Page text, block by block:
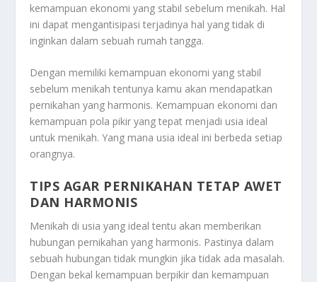
kemampuan ekonomi yang stabil sebelum menikah. Hal
ini dapat mengantisipasi terjadinya hal yang tidak di
inginkan dalam sebuah rumah tangga.
Dengan memiliki kemampuan ekonomi yang stabil
sebelum menikah tentunya kamu akan mendapatkan
pernikahan yang harmonis. Kemampuan ekonomi dan
kemampuan pola pikir yang tepat menjadi usia ideal
untuk menikah. Yang mana usia ideal ini berbeda setiap
orangnya.
TIPS AGAR PERNIKAHAN TETAP AWET
DAN HARMONIS
Menikah di usia yang ideal tentu akan memberikan
hubungan pernikahan yang harmonis. Pastinya dalam
sebuah hubungan tidak mungkin jika tidak ada masalah.
Dengan bekal kemampuan berpikir dan kemampuan